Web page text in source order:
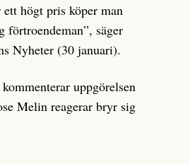
högt pris köper man
förtroendeman”, säger
Nyheter (30 januari).
uppgörelsen
Melin reagerar bryr sig